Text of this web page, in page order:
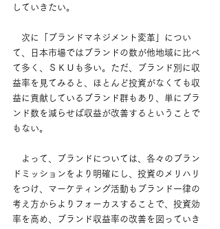
していきたい。
次に「ブランドマネジメント変革」につい
て、日本市場ではブランドの数が他地域に比べ
て多く、ＳＫＵも多い。ただ、ブランド別に収
益率を見てみると、ほとんど投資がなくても収
益に貢献しているブランド群もあり、単にブラ
ンド数を減らせば収益が改善するということで
もない。
よって、ブランドについては、各々のブラン
ドミッションをより明確にし、投資のメリハリ
をつけ、マーケティング活動もブランド一律の
考え方からよりフォーカスすることで、投資効
率を高め、ブランド収益率の改善を図っていき